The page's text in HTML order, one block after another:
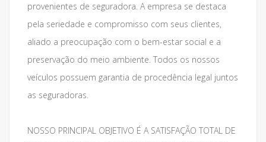
provenientes de seguradora. A empresa se destaca
pela seriedade e compromisso com seus clientes,
aliado a preocupação com o bem-estar social e a
preservação do meio ambiente. Todos os nossos
veículos possuem garantia de procedência legal juntos
as seguradoras.
NOSSO PRINCIPAL OBJETIVO É A SATISFAÇÃO TOTAL DE